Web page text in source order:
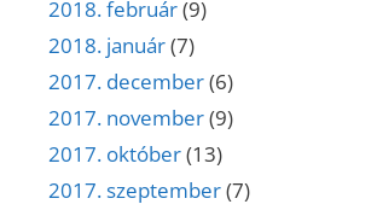
2018. február(9)
2018. január(7)
2017. december(6)
2017. november(9)
2017. október(13)
2017. szeptember(7)